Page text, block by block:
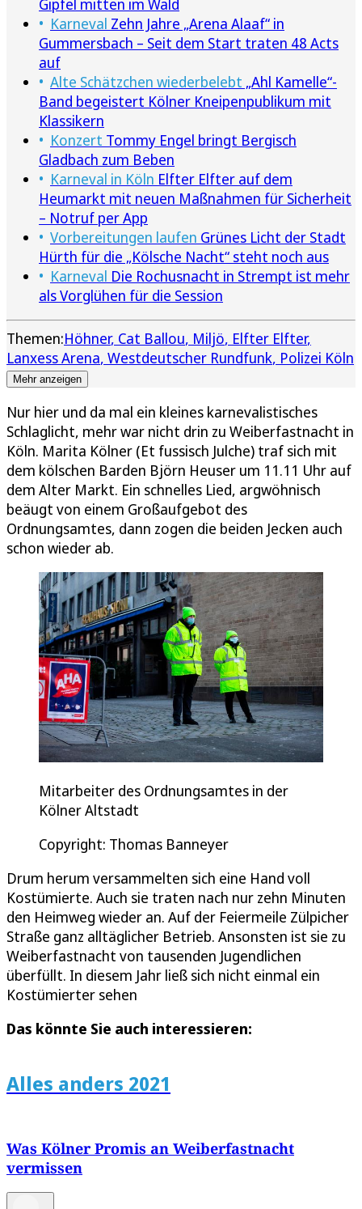
Gipfel mitten im Wald
Karneval Zehn Jahre „Arena Alaaf“ in
Gummersbach – Seit dem Start traten 48 Acts
auf
Alte Schätzchen wiederbelebt „Ahl Kamelle“-
Band begeistert Kölner Kneipenpublikum mit
Klassikern
Konzert Tommy Engel bringt Bergisch
Gladbach zum Beben
Karneval in Köln Elfter Elfter auf dem
Heumarkt mit neuen Maßnahmen für Sicherheit
– Notruf per App
Vorbereitungen laufen Grünes Licht der Stadt
Hürth für die „Kölsche Nacht“ steht noch aus
Karneval Die Rochusnacht in Strempt ist mehr
als Vorglühen für die Session
Themen:Höhner Cat Ballou Miljö Elfter Elfter
Lanxess Arena Westdeutscher Rundfunk Polizei Köln
Mehr anzeigen
Nur hier und da mal ein kleines karnevalistisches
Schlaglicht, mehr war nicht drin zu Weiberfastnacht in
Köln. Marita Kölner (Et fussisch Julche) traf sich mit
dem kölschen Barden Björn Heuser um 11.11 Uhr auf
dem Alter Markt. Ein schnelles Lied, argwöhnisch
beäugt von einem Großaufgebot des
Ordnungsamtes, dann zogen die beiden Jecken auch
schon wieder ab.
Mitarbeiter des Ordnungsamtes in der
Kölner Altstadt
Copyright: Thomas Banneyer
Drum herum versammelten sich eine Hand voll
Kostümierte. Auch sie traten nach nur zehn Minuten
den Heimweg wieder an. Auf der Feiermeile Zülpicher
Straße ganz alltäglicher Betrieb. Ansonsten ist sie zu
Weiberfastnacht von tausenden Jugendlichen
überfüllt. In diesem Jahr ließ sich nicht einmal ein
Kostümierter sehen
Das könnte Sie auch interessieren:
Alles anders 2021
Was Kölner Promis an Weiberfastnacht
vermissen